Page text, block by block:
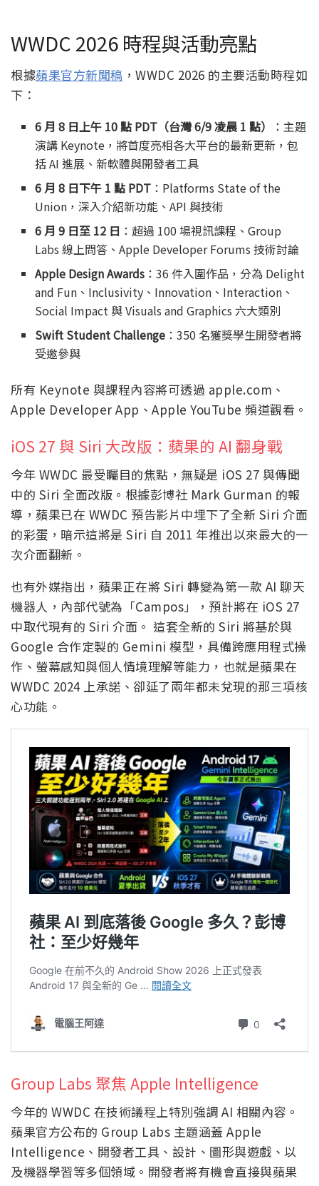
WWDC 2026 時程與活動亮點
根據蘋果官方新聞稿 ，WWDC 2026 的主要活動時程如
下：
6 月 8 日上午 10 點 PDT（台灣 6/9 凌晨 1 點）
：主題
演講 Keynote，將首度亮相各大平台的最新更新，包
括 AI 進展、新軟體與開發者工具
6 月 8 日下午 1 點 PDT ：Platforms State of the
Union，深入介紹新功能、API 與技術
6 月 9 日至 12 日 ：超過 100 場視訊課程、Group
Labs 線上問答、Apple Developer Forums 技術討論
Apple Design Awards ：36 件入圍作品，分為 Delight
and Fun、Inclusivity、Innovation、Interaction、
Social Impact 與 Visuals and Graphics 六大類別
Swift Student Challenge ：350 名獲獎學生開發者將
受邀參與
所有 Keynote 與課程內容將可透過 apple.com、
Apple Developer App、Apple YouTube 頻道觀看。
iOS 27 與 Siri 大改版：蘋果的 AI 翻身戰
今年 WWDC 最受矚目的焦點，無疑是 iOS 27 與傳聞
中的 Siri 全面改版。根據彭博社 Mark Gurman 的報
導，蘋果已在 WWDC 預告影片中埋下了全新 Siri 介面
的彩蛋，暗示這將是 Siri 自 2011 年推出以來最大的一
次介面翻新。
也有外媒指出，蘋果正在將 Siri 轉變為第一款 AI 聊天
機器人，內部代號為「Campos」，預計將在 iOS 27
中取代現有的 Siri 介面。 這套全新的 Siri 將基於與
Google 合作定製的 Gemini 模型，具備跨應用程式操
作、螢幕感知與個人情境理解等能力，也就是蘋果在
WWDC 2024 上承諾、卻延了兩年都未兌現的那三項核
心功能。
Group Labs 聚焦 Apple Intelligence
今年的 WWDC 在技術議程上特別強調 AI 相關內容。
蘋果官方公布的 Group Labs 主題涵蓋 Apple
Intelligence、開發者工具、設計、圖形與遊戲、以
及機器學習等多個領域。開發者將有機會直接與蘋果